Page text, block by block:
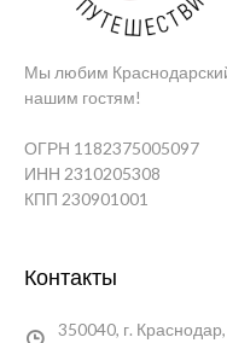
Мы любим Краснодарский
нашим гостям!
ОГРН 1182375005097
ИНН 2310205308
КПП 230901001
Контакты
350040, г. Краснодар,